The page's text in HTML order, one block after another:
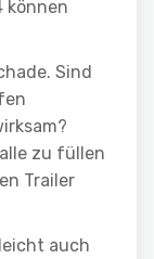
können
Sind
zu füllen
Trailer
auch